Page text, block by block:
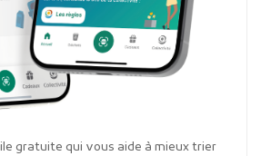
gratuite qui vous aide à mieux trier